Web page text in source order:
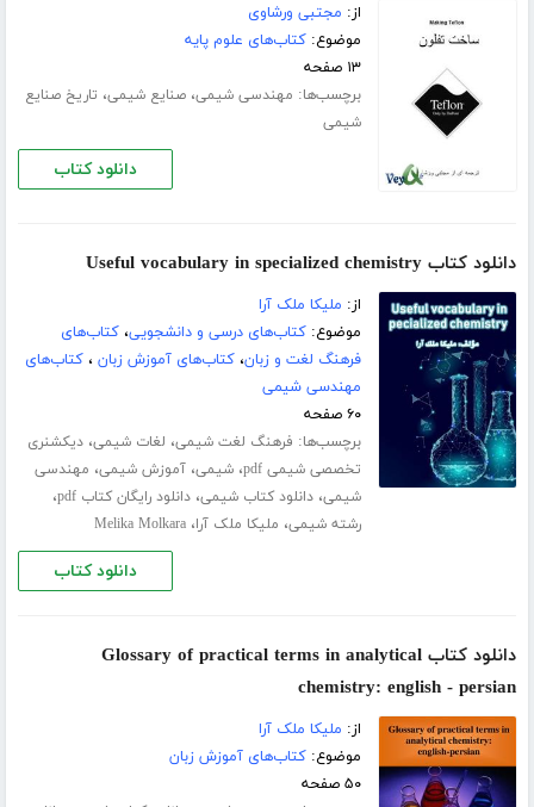
از: مجتبی ورشاوی
موضوع:کتاب‌های علوم پایه
۱۳ صفحه
برچسب‌ها: مهندسی شیمی،صنایع شیمی، تاریخ صنایع
شیمی
دانلود کتاب
دانلود کتاب Useful vocabulary in specialized chemistry
از: ملیکا ملک آرا
موضوع:کتاب‌های درسی و دانشجویی،کتاب‌های
فرهنگ لغت و زبان،کتاب‌های آموزش زبان ،کتاب‌های
مهندسی شیمی
۶۰ صفحه
برچسب‌ها: فرهنگ لغت شیمی، لغات شیمی،دیکشنری
تخصصی شیمی pdf
،شیمی،آموزش شیمی، مهندسی
شیمی،دانلود کتاب شیمی،دانلود رایگان کتاب pdf ،
رشته شیمی، ملیکا ملک آرا،Melika Molkara
دانلود کتاب
دانلود کتاب Glossary of practical terms in analytical
chemistry: english - persian
از: ملیکا ملک آرا
موضوع:کتاب‌های آموزش زبان
۵۰ صفحه